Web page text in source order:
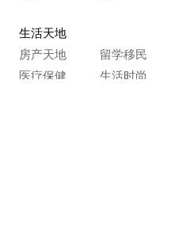
生活天地
房产天地
留学移民
医疗保健
生活时尚